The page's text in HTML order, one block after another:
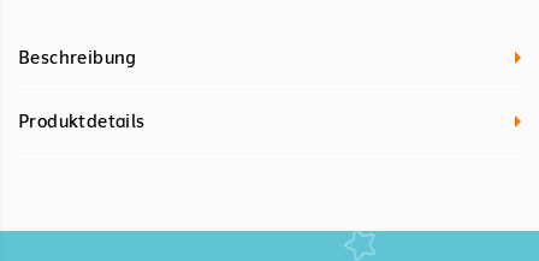
Beschreibung
Produktdetails